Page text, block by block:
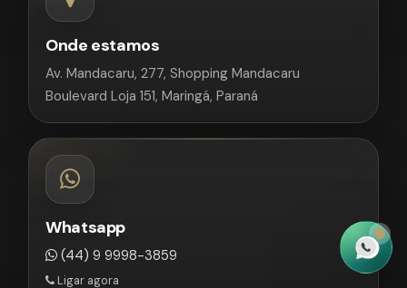
Onde estamos
Av. Mandacaru, 277, Shopping Mandacaru
Boulevard Loja 151, Maringá, Paraná
Whatsapp
(44) 9 9998-3859
Ligar agora